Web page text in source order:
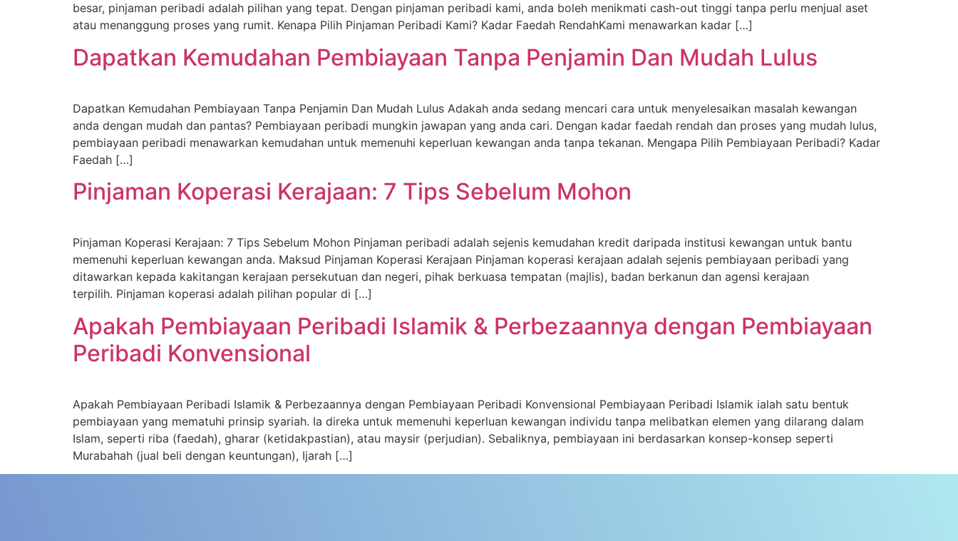
besar, pinjaman peribadi adalah pilihan yang tepat. Dengan pinjaman peribadi kami, anda boleh menikmati cash-out tinggi tanpa perlu menjual aset
atau menanggung proses yang rumit. Kenapa Pilih Pinjaman Peribadi Kami? Kadar Faedah RendahKami menawarkan kadar […]
Dapatkan Kemudahan Pembiayaan Tanpa Penjamin Dan Mudah Lulus
Dapatkan Kemudahan Pembiayaan Tanpa Penjamin Dan Mudah Lulus Adakah anda sedang mencari cara untuk menyelesaikan masalah kewangan
anda dengan mudah dan pantas? Pembiayaan peribadi mungkin jawapan yang anda cari. Dengan kadar faedah rendah dan proses yang mudah lulus,
pembiayaan peribadi menawarkan kemudahan untuk memenuhi keperluan kewangan anda tanpa tekanan. Mengapa Pilih Pembiayaan Peribadi? Kadar
Faedah […]
Pinjaman Koperasi Kerajaan: 7 Tips Sebelum Mohon
Pinjaman Koperasi Kerajaan: 7 Tips Sebelum Mohon Pinjaman peribadi adalah sejenis kemudahan kredit daripada institusi kewangan untuk bantu
memenuhi keperluan kewangan anda. Maksud Pinjaman Koperasi Kerajaan Pinjaman koperasi kerajaan adalah sejenis pembiayaan peribadi yang
ditawarkan kepada kakitangan kerajaan persekutuan dan negeri, pihak berkuasa tempatan (majlis), badan berkanun dan agensi kerajaan
terpilih. Pinjaman koperasi adalah pilihan popular di […]
Apakah Pembiayaan Peribadi Islamik & Perbezaannya dengan Pembiayaan
Peribadi Konvensional
Apakah Pembiayaan Peribadi Islamik & Perbezaannya dengan Pembiayaan Peribadi Konvensional Pembiayaan Peribadi Islamik ialah satu bentuk
pembiayaan yang mematuhi prinsip syariah. Ia direka untuk memenuhi keperluan kewangan individu tanpa melibatkan elemen yang dilarang dalam
Islam, seperti riba (faedah), gharar (ketidakpastian), atau maysir (perjudian). Sebaliknya, pembiayaan ini berdasarkan konsep-konsep seperti
Murabahah (jual beli dengan keuntungan), Ijarah […]